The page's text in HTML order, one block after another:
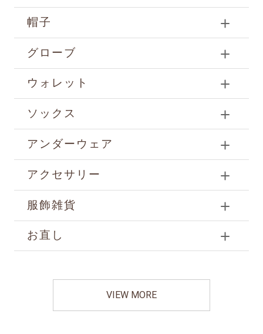
帽子
グローブ
ウォレット
ソックス
アンダーウェア
アクセサリー
服飾雑貨
お直し
VIEW MORE